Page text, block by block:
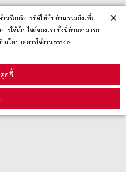
าหรือบริการที่ดีให้กับท่าน รวมถึงเพื่อ
ใช้เว็ปไซต์ของเรา ทั้งนี้ท่านสามารถ
นโยบายการใช้งาน cookie
กกี้
×